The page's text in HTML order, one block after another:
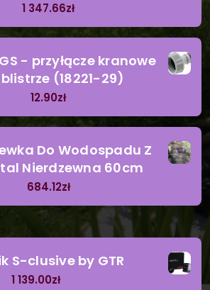
1 347.66zł
- przyłącze kranowe
(18221-29)
12.90zł
Do Wodospadu Z
Nierdzewna 60cm
684.12zł
S-clusive by GTR
1 139.00zł